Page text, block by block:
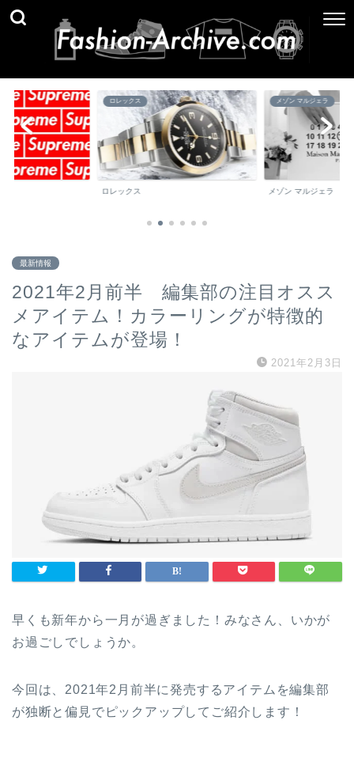
ロレックス
ロレックス
メゾン マルジェラ
メゾン マルジェラ
最新情報
2021年2月前半 編集部の注目オスス
メアイテム！カラーリングが特徴的
なアイテムが登場！
2021年2月3日
早くも新年から一月が過ぎました！みなさん、いかが
お過ごしでしょうか。
今回は、2021年2月前半に発売するアイテムを編集部
が独断と偏見でピックアップしてご紹介します！